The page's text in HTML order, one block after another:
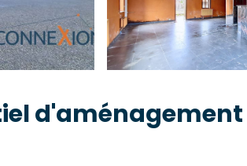
d'aménagement